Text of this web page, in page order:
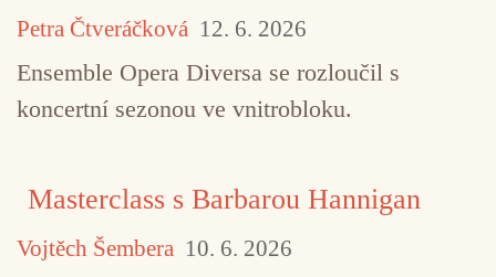
TAGY Jaroslav Bláha současná kompozice
výtvarné umění
Petra Čtveráčková 12. 6. 2026
Ensemble Opera Diversa se rozloučil s
koncertní sezonou ve vnitrobloku.
Masterclass s Barbarou Hannigan
Vojtěch Šembera 10. 6. 2026